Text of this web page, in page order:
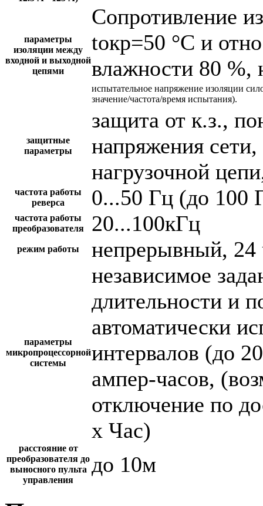
параметры
изоляции между
входной и выходной
цепями
Сопротивление
tокр=50 °С и
влажности 80 %,
испытательное напряжение изоляции
значение/частота/время испытания).
защитные
параметры
защита от к.з.,
напряжения
нагрузочной
частота работы
реверса
0...50 Гц (до 100
частота работы
преобразователя
20...100кГц
режим работы непрерывный, 24
параметры
микропроцессорной
системы
независимое
длительности и
автоматически
интервалов (до
ампер-часов,
отключение по
х Час)
расстояние от
преобразователя до
выносного пульта
управления
до 10м